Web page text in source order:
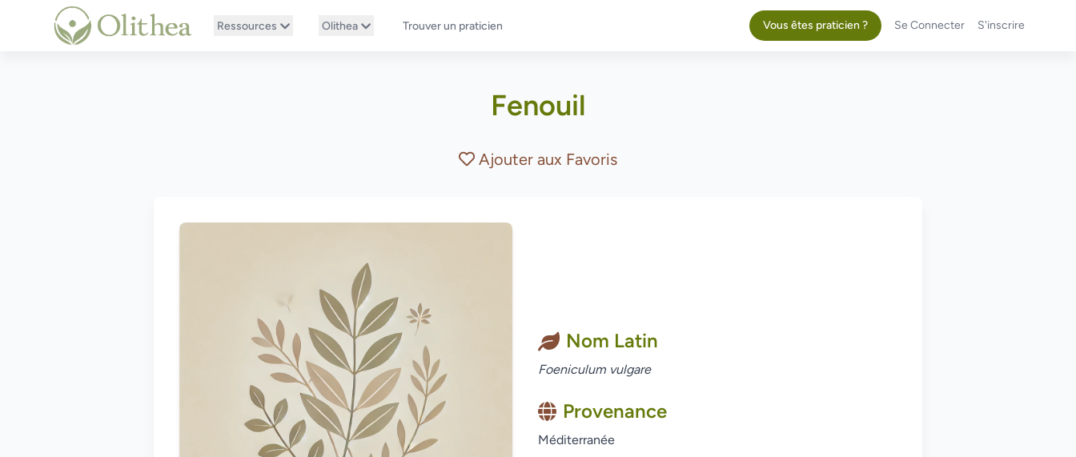
Ressources Olithea Trouver un praticien Vous êtes praticien ? Se Connecter S'inscrire
Fenouil
Ajouter aux Favoris
Nom Latin
Foeniculum vulgare
Provenance
Méditerranée